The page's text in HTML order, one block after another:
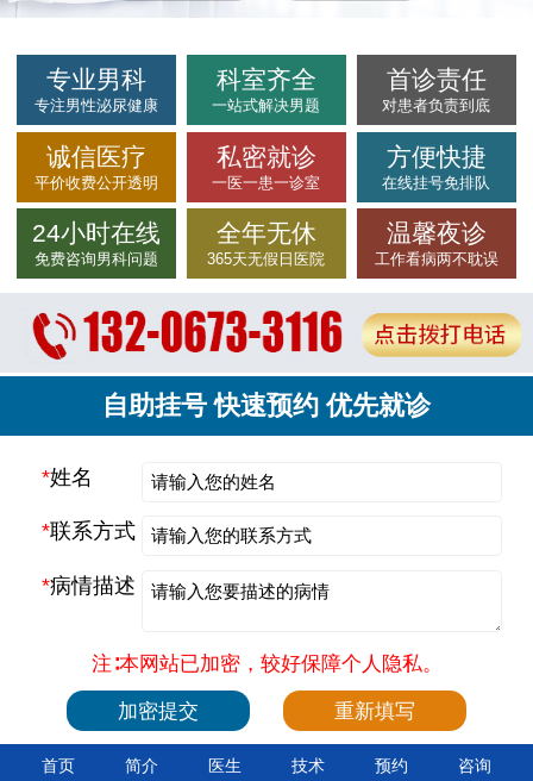
专业男科
专注男性泌尿健康
科室齐全
一站式解决男题
首诊责任
对患者负责到底
诚信医疗
平价收费公开透明
私密就诊
一医一患一诊室
方便快捷
在线挂号免排队
24小时在线
免费咨询男科问题
全年无休
365天无假日医院
温馨夜诊
工作看病两不耽误
自助挂号 快速预约 优先就诊
*姓名
*联系方式
*病情描述
注∶本网站已加密，较好保障个人隐私。
首页 简介 医生 技术 预约 咨询